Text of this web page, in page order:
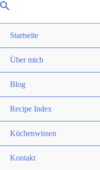
Suche
Startseite
Über mich
Blog
Recipe Index
Küchenwissen
Kontakt